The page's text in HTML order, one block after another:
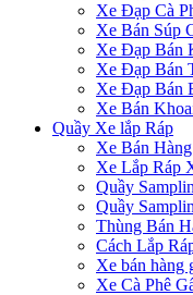
Xe Đạp Cà
Xe Bán Súp
Xe Đạp Bán
Xe Đạp Bán
Xe Đạp Bán
Xe Bán
Quầy Xe lắp Ráp
Xe Bán
Xe Lắp Ráp
Quầy
Quầy
Thùng Bán
Cách Lắp
Xe bán hàng
Xe Cà Phê